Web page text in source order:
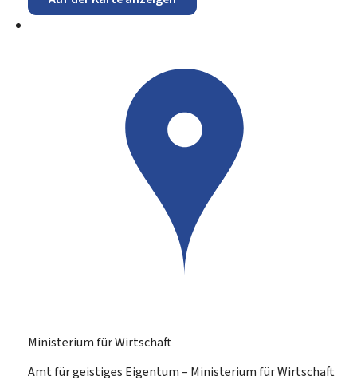
Ministerium für Wirtschaft
Amt für geistiges Eigentum – Ministerium für Wirtschaft